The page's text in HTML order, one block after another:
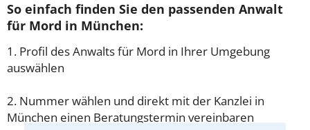
So einfach finden Sie den passenden Anwalt
für Mord in München:
1. Profil des Anwalts für Mord in Ihrer Umgebung
auswählen
2. Nummer wählen und direkt mit der Kanzlei in
München einen Beratungstermin vereinbaren